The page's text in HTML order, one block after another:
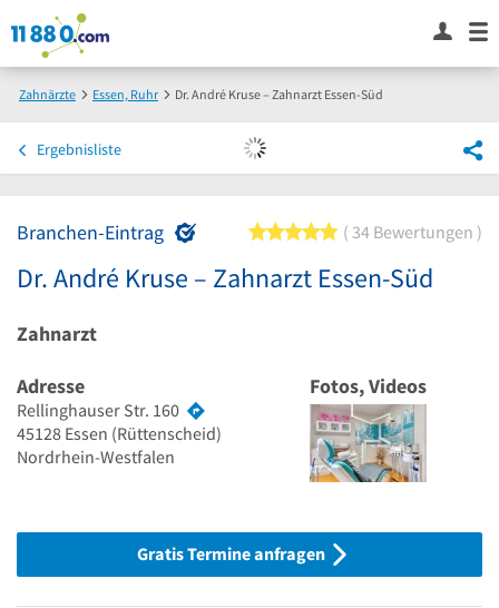
Zahnärzte Essen, Ruhr Dr. André Kruse – Zahnarzt Essen-Süd
Ergebnisliste
Branchen-Eintrag 5 von 5 Sternen
34 Bewertungen
Dr. André Kruse – Zahnarzt Essen-Süd
Zahnarzt
Adresse
Rellinghauser Str. 160
45128 Essen (Rüttenscheid)
Nordrhein-Westfalen
Fotos, Videos
Gratis Termine anfragen